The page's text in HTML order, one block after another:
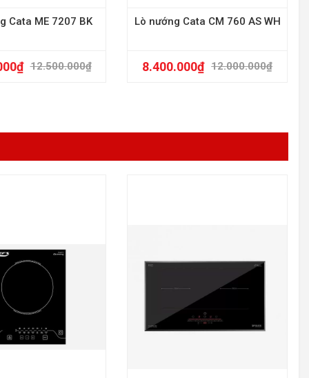
Cata ME 7207 BK
12.500.000₫
₫
Lò nướng Cata CM 760 AS WH
12.000.000₫
8.400.000₫